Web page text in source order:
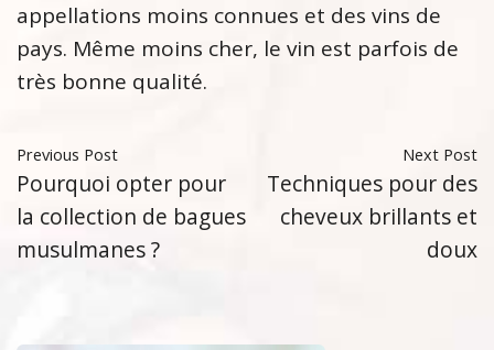
appellations moins connues et des vins de
pays. Même moins cher, le vin est parfois de
très bonne qualité.
Previous Post
Pourquoi opter pour
la collection de bagues
musulmanes ?
Next Post
Techniques pour des
cheveux brillants et
doux